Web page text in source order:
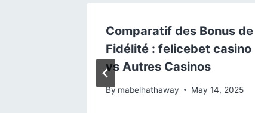
Comparatif des Bonus de
Fidélité : felicebet casino
vs Autres Casinos
By mabelhathaway May 14, 2025